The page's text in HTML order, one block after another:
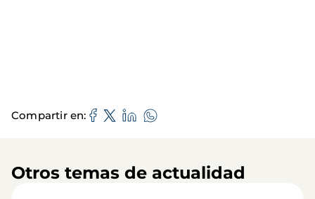
Compartir en
Otros temas de actualidad